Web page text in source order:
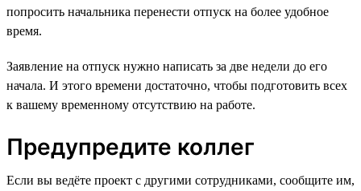
попросить начальника перенести отпуск на более удобное
время.
Заявление на отпуск нужно написать за две недели до его
начала. И этого времени достаточно, чтобы подготовить всех
к вашему временному отсутствию на работе.
Предупредите коллег
Если вы ведёте проект с другими сотрудниками, сообщите им,